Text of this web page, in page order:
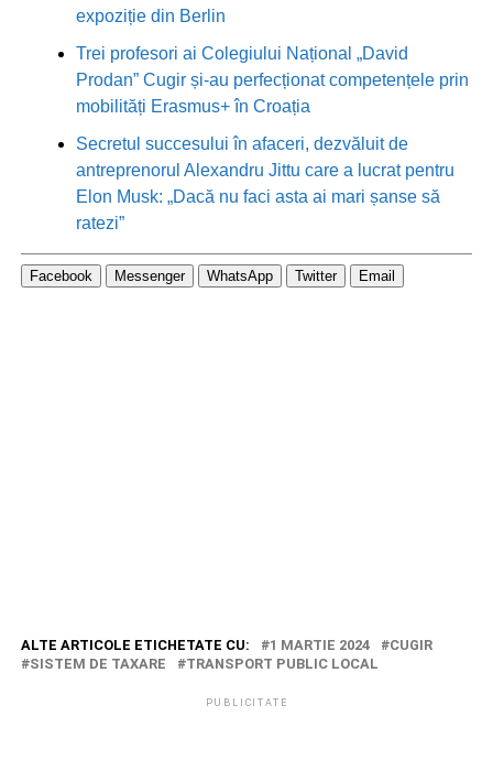
expoziție din Berlin
Trei profesori ai Colegiului Național „David
Prodan” Cugir și-au perfecționat competențele prin
mobilități Erasmus+ în Croația
Secretul succesului în afaceri, dezvăluit de
antreprenorul Alexandru Jittu care a lucrat pentru
Elon Musk: „Dacă nu faci asta ai mari șanse să
ratezi”
Facebook Messenger WhatsApp Twitter Email
ALTE ARTICOLE ETICHETATE CU: 1 MARTIE 2024
CUGIR
SISTEM DE TAXARE
TRANSPORT PUBLIC LOCAL
PUBLICITATE